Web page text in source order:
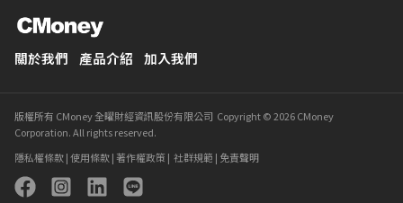
關於我們 產品介紹 加入我們
版權所有 CMoney 全曜財經資訊股份有限公司 Copyright © 2026 CMoney
Corporation. All rights reserved.
隱私權條款|使用條款| 著作權政策| 社群規範 | 免責聲明